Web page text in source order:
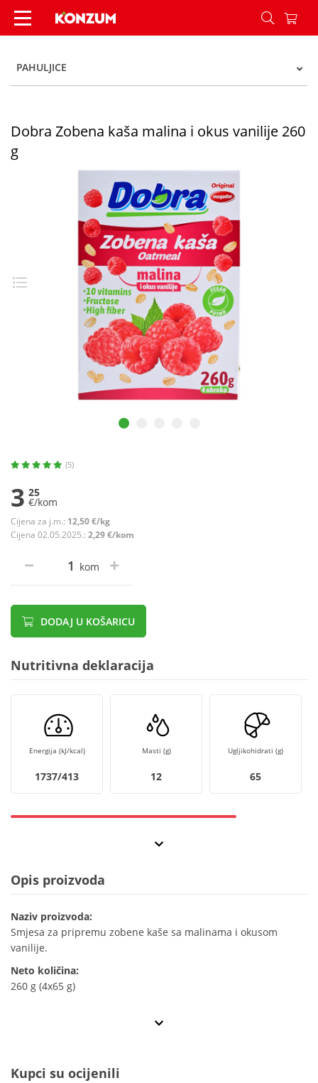
Dobra Zobena kaša malina i okus vanilije 260 g -
PAHULJICE
Dobra Zobena kaša malina i okus vanilije 260
g
(5)
3 25
€/kom
Cijena za j.m.: 12,50 €/kg
Cijena 02.05.2025.: 2,29 €/kom
kom
DODAJ U KOŠARICU
Nutritivna deklaracija
Energija (kJ/kcal)
1737/413
Masti (g)
12
Ugljikohidrati (g)
65
Opis proizvoda
Naziv proizvoda:
Smjesa za pripremu zobene kaše sa malinama i okusom
vanilije.
Neto količina:
260 g (4x65 g)
Kupci su ocijenili